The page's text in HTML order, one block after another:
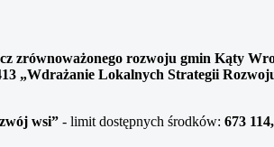
zrównoważonego rozwoju gmin Kąty
„Wdrażanie Lokalnych Strategii
wsi” - limit dostępnych środków: 673